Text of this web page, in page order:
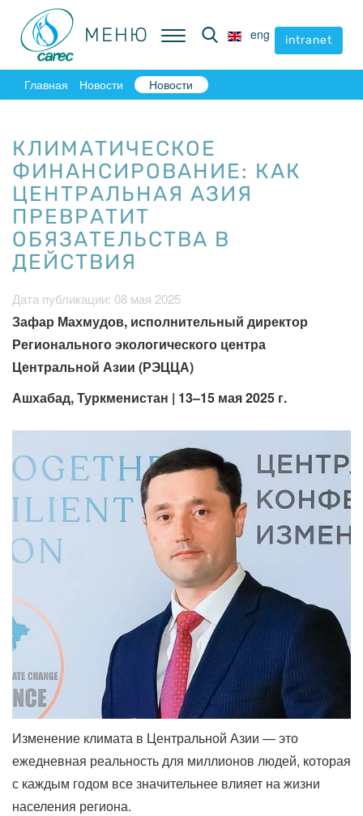
МЕНЮ eng intranet
МЕНЮ eng intranet
Главная Новости Новости
КЛИМАТИЧЕСКОЕ
ФИНАНСИРОВАНИЕ: КАК
ЦЕНТРАЛЬНАЯ АЗИЯ
ПРЕВРАТИТ
ОБЯЗАТЕЛЬСТВА В
ДЕЙСТВИЯ
Дата публикации: 08 мая 2025
Зафар Махмудов, исполнительный директор
Регионального экологического центра
Центральной Азии (РЭЦЦА)
Ашхабад, Туркменистан | 13–15 мая 2025 г.
Изменение климата в Центральной Азии — это
ежедневная реальность для миллионов людей, которая
с каждым годом все значительнее влияет на жизни
населения региона.